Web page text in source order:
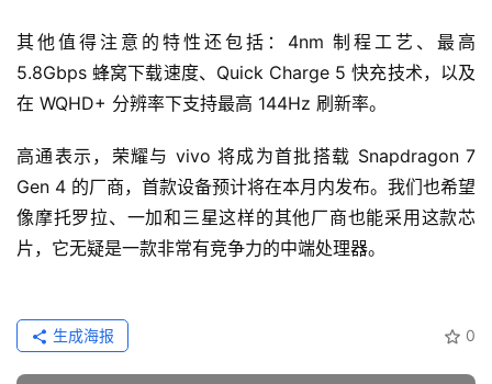
其他值得注意的特性还包括：4nm 制程工艺、最高
5.8Gbps 蜂窝下载速度、Quick Charge 5 快充技术，以及
在 WQHD+ 分辨率下支持最高 144Hz 刷新率。
高通表示，荣耀与 vivo 将成为首批搭载 Snapdragon 7
Gen 4 的厂商，首款设备预计将在本月内发布。我们也希望
像摩托罗拉、一加和三星这样的其他厂商也能采用这款芯
片，它无疑是一款非常有竞争力的中端处理器。
0
生成海报